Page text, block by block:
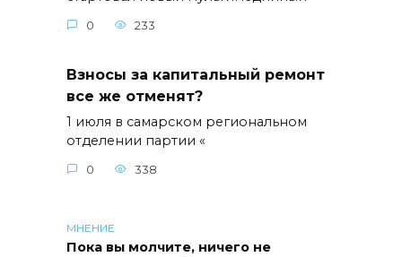
0 233
Взносы за капитальный ремонт
все же отменят?
1 июля в самарском региональном
отделении партии «
0 338
МНЕНИЕ
Пока вы молчите, ничего не